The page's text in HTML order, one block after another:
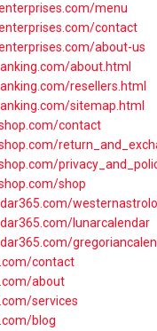
menu
contact
about-us
about.html
resellers.html
sitemap.html
contact
shop
lunarcalendar
contact
about
services
blog